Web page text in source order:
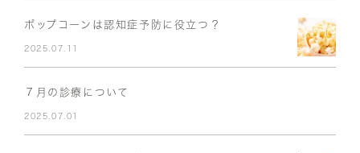
ポップコーンは認知症予防に役立つ？
2025.07.11
７月の診療について
2025.07.01